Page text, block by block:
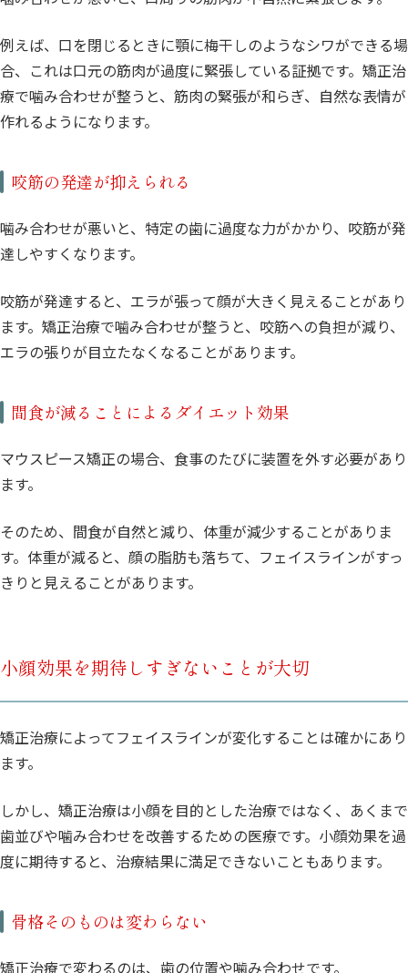
例えば、口を閉じるときに顎に梅干しのようなシワができる場
合、これは口元の筋肉が過度に緊張している証拠です。矯正治
療で噛み合わせが整うと、筋肉の緊張が和らぎ、自然な表情が
作れるようになります。
咬筋の発達が抑えられる
噛み合わせが悪いと、特定の歯に過度な力がかかり、咬筋が発
達しやすくなります。
咬筋が発達すると、エラが張って顔が大きく見えることがあり
ます。矯正治療で噛み合わせが整うと、咬筋への負担が減り、
エラの張りが目立たなくなることがあります。
間食が減ることによるダイエット効果
マウスピース矯正の場合、食事のたびに装置を外す必要があり
ます。
そのため、間食が自然と減り、体重が減少することがありま
す。体重が減ると、顔の脂肪も落ちて、フェイスラインがすっ
きりと見えることがあります。
小顔効果を期待しすぎないことが大切
矯正治療によってフェイスラインが変化することは確かにあり
ます。
しかし、矯正治療は小顔を目的とした治療ではなく、あくまで
歯並びや噛み合わせを改善するための医療です。小顔効果を過
度に期待すると、治療結果に満足できないこともあります。
骨格そのものは変わらない
矯正治療で変わるのは、歯の位置や噛み合わせです。